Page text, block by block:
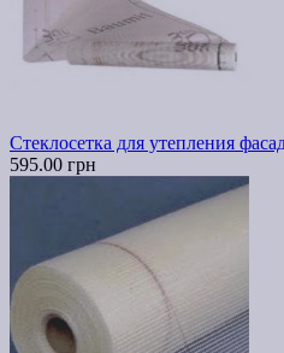
Стеклосетка для утепления
595.00 грн